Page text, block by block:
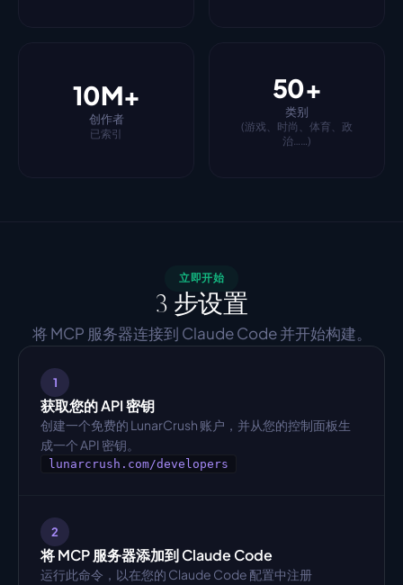
10M+
创作者
已索引
50+
类别
(游戏、时尚、体育、政
治……)
立即开始
3 步设置
将 MCP 服务器连接到 Claude Code 并开始构建。
1
获取您的 API 密钥
创建一个免费的 LunarCrush 账户，并从您的控制面板生
成一个 API 密钥。
lunarcrush.com/developers
2
将 MCP 服务器添加到 Claude Code
运行此命令，以在您的 Claude Code 配置中注册